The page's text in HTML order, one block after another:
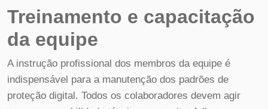
Treinamento e capacitação
da equipe
A instrução profissional dos membros da equipe é
indispensável para a manutenção dos padrões de
proteção digital. Todos os colaboradores devem agir